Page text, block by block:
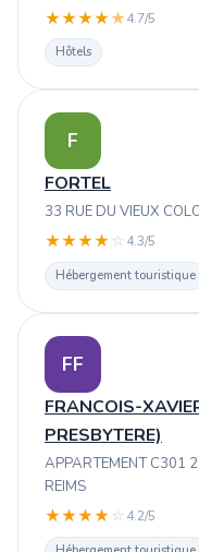
★★★★★4.7/5
Hôtels
F
FORTEL
33 RUE DU VIEUX
★★★★ ☆ 4.3/5
Hébergement touristique
FF
FRANCOIS-
PRESBYTERE)
APPARTEMENT C301
REIMS
★★★★ ☆ 4.2/5